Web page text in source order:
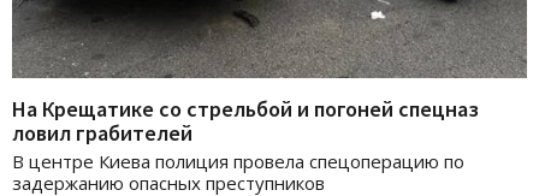
На Крещатике со стрельбой и погоней спецназ
ловил грабителей
В центре Киева полиция провела спецоперацию по
задержанию опасных преступников